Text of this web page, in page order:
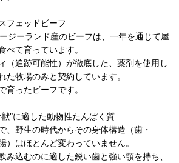
フェッドビーフ
ジーランド産のビーフは、一年を通じて屋
べて育っています。
（追跡可能性）が徹底した、薬剤を使用し
た牧場のみと契約しています。
育ったビーフです。
”に適した動物性たんぱく質
、野生の時代からその身体構造（歯・
）はほとんど変わっていません。
み込むのに適した鋭い歯と強い顎を持ち、